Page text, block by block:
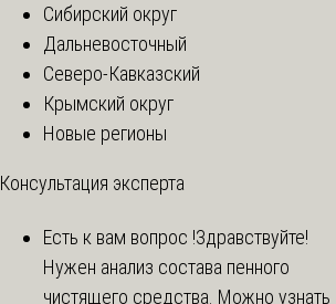
Сибирский округ
Дальневосточный
Северо-Кавказский
Крымский округ
Новые регионы
Консультация эксперта
Есть к вам вопрос !Здравствуйте!
Нужен анализ состава пенного
чистящего средства. Можно узнать